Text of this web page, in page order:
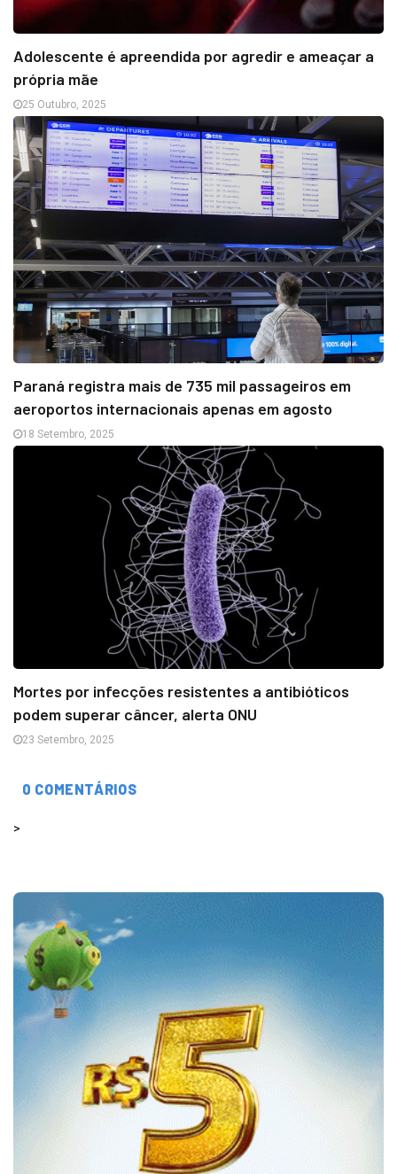
Adolescente é apreendida por agredir e ameaçar a
própria mãe
25 Outubro, 2025
Paraná registra mais de 735 mil passageiros em
aeroportos internacionais apenas em agosto
18 Setembro, 2025
Mortes por infecções resistentes a antibióticos
podem superar câncer, alerta ONU
23 Setembro, 2025
0 COMENTÁRIOS
>